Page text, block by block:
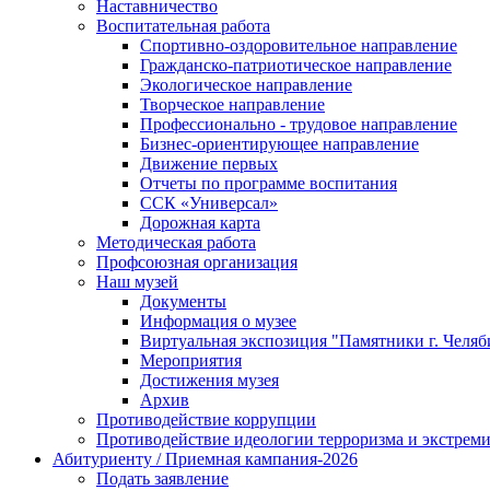
Наставничество
Воспитательная работа
Спортивно-оздоровительное направление
Гражданско-патриотическое направление
Экологическое направление
Творческое направление
Профессионально - трудовое направление
Бизнес-ориентирующее направление
Движение первых
Отчеты по программе воспитания
ССК «Универсал»
Дорожная карта
Методическая работа
Профсоюзная организация
Наш музей
Документы
Информация о музее
Виртуальная экспозиция "Памятники г.
Мероприятия
Достижения музея
Архив
Противодействие коррупции
Противодействие идеологии терроризма и
Абитуриенту / Приемная кампания-2026
Подать заявление